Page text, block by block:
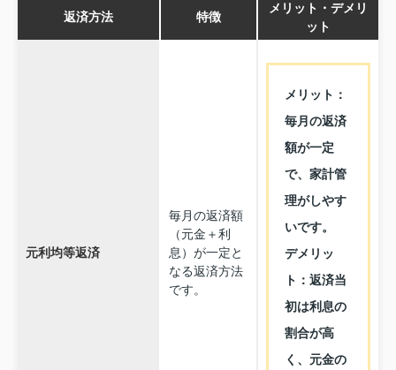
返済方法 特徴
メリット・デメリ
ット
元利均等返済
毎月の返済額
（元金＋利
息）が一定と
なる返済方法
です。
メリット：
毎月の返済
額が一定
で、家計管
理がしやす
いです。
デメリッ
ト：返済当
初は利息の
割合が高
く、元金の